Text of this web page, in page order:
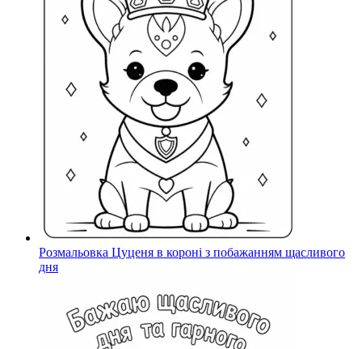
Розмальовка Цуценя в короні з побажанням щасливого
дня